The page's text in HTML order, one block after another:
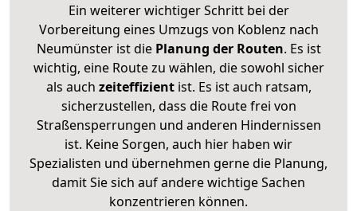
Ein weiterer wichtiger Schritt bei der
Vorbereitung eines Umzugs von Koblenz nach
Neumünster ist diePlanung der Routen. Es ist
wichtig, eine Route zu wählen, die sowohl sicher
als auch zeiteffizientist. Es ist auch ratsam,
sicherzustellen, dass die Route frei von
Straßensperrungen und anderen Hindernissen
ist. Keine Sorgen, auch hier haben wir
Spezialisten und übernehmen gerne die Planung,
damit Sie sich auf andere wichtige Sachen
konzentrieren können.